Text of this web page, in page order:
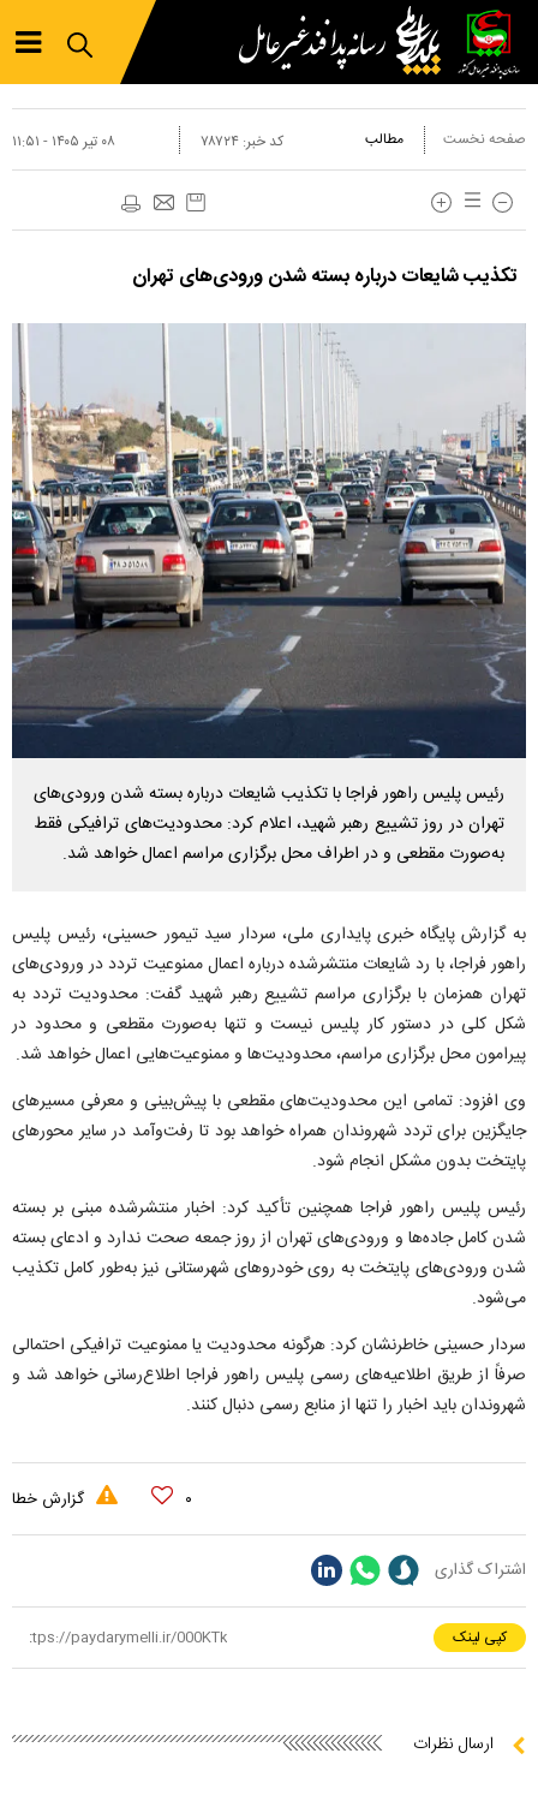
صفحه نخست مطالب ۰۸ تير ۱۴۰۵ - ۱۱:۵۱ کد خبر: ۷۸۷۲۴
تکذیب شایعات درباره بسته شدن ورودی‌های تهران
رئیس پلیس راهور فراجا با تکذیب شایعات درباره بسته شدن ورودی‌های
تهران در روز تشییع رهبر شهید، اعلام کرد: محدودیت‌های ترافیکی فقط
به‌صورت مقطعی و در اطراف محل برگزاری مراسم اعمال خواهد شد.
به گزارش پایگاه خبری پایداری ملی، سردار سید تیمور حسینی، رئیس پلیس
راهور فراجا، با رد شایعات منتشرشده درباره اعمال ممنوعیت تردد در ورودی‌های
تهران همزمان با برگزاری مراسم تشییع رهبر شهید گفت: محدودیت تردد به
شکل کلی در دستور کار پلیس نیست و تنها به‌صورت مقطعی و محدود در
پیرامون محل برگزاری مراسم، محدودیت‌ها و ممنوعیت‌هایی اعمال خواهد شد.
وی افزود: تمامی این محدودیت‌های مقطعی با پیش‌بینی و معرفی مسیر‌های
جایگزین برای تردد شهروندان همراه خواهد بود تا رفت‌وآمد در سایر محور‌های
پایتخت بدون مشکل انجام شود.
رئیس پلیس راهور فراجا همچنین تأکید کرد: اخبار منتشرشده مبنی بر بسته
شدن کامل جاده‌ها و ورودی‌های تهران از روز جمعه صحت ندارد و ادعای بسته
شدن ورودی‌های پایتخت به روی خودرو‌های شهرستانی نیز به‌طور کامل تکذیب
می‌شود.
سردار حسینی خاطرنشان کرد: هرگونه محدودیت یا ممنوعیت ترافیکی احتمالی
صرفاً از طریق اطلاعیه‌های رسمی پلیس راهور فراجا اطلاع‌رسانی خواهد شد و
شهروندان باید اخبار را تنها از منابع رسمی دنبال کنند.
۰ گزارش خطا
اشتراک گذاری
کپی لینک
ارسال نظرات